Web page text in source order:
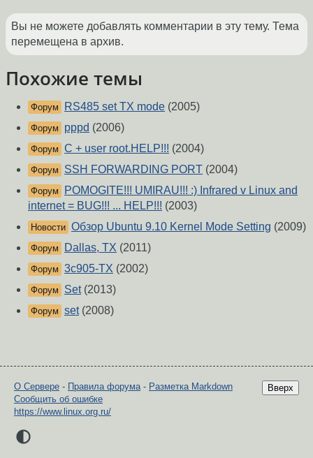
Вы не можете добавлять комментарии в эту тему. Тема
перемещена в архив.
Похожие темы
Форум RS485 set TX mode (2005)
Форум pppd (2006)
Форум C + user root.HELP!!! (2004)
Форум SSH FORWARDING PORT (2004)
Форум
POMOGITE!!! UMIRAU!!! :) Infrared v Linux and
internet = BUG!!! ... HELP!!! (2003)
Новости Обзор Ubuntu 9.10 Kernel Mode Setting (2009)
Форум Dallas, TX (2011)
Форум 3c905-TX (2002)
Форум Set(2013)
Форум set(2008)
Вверх
О Сервере - Правила форума- Разметка Markdown
Сообщить об ошибке
https://www.linux.org.ru/